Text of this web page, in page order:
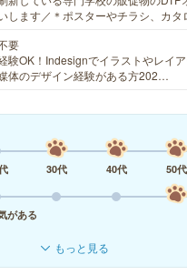
します／＊ポスターやチラシ、カ
要
験OK！Indesignでイラストやレイ
体のデザイン経験がある方202…
30代 40代 50代
がある
もっと見る